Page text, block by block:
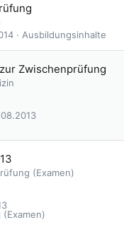
Ausbildungsinhalte
Zwischenprüfung
(Examen)